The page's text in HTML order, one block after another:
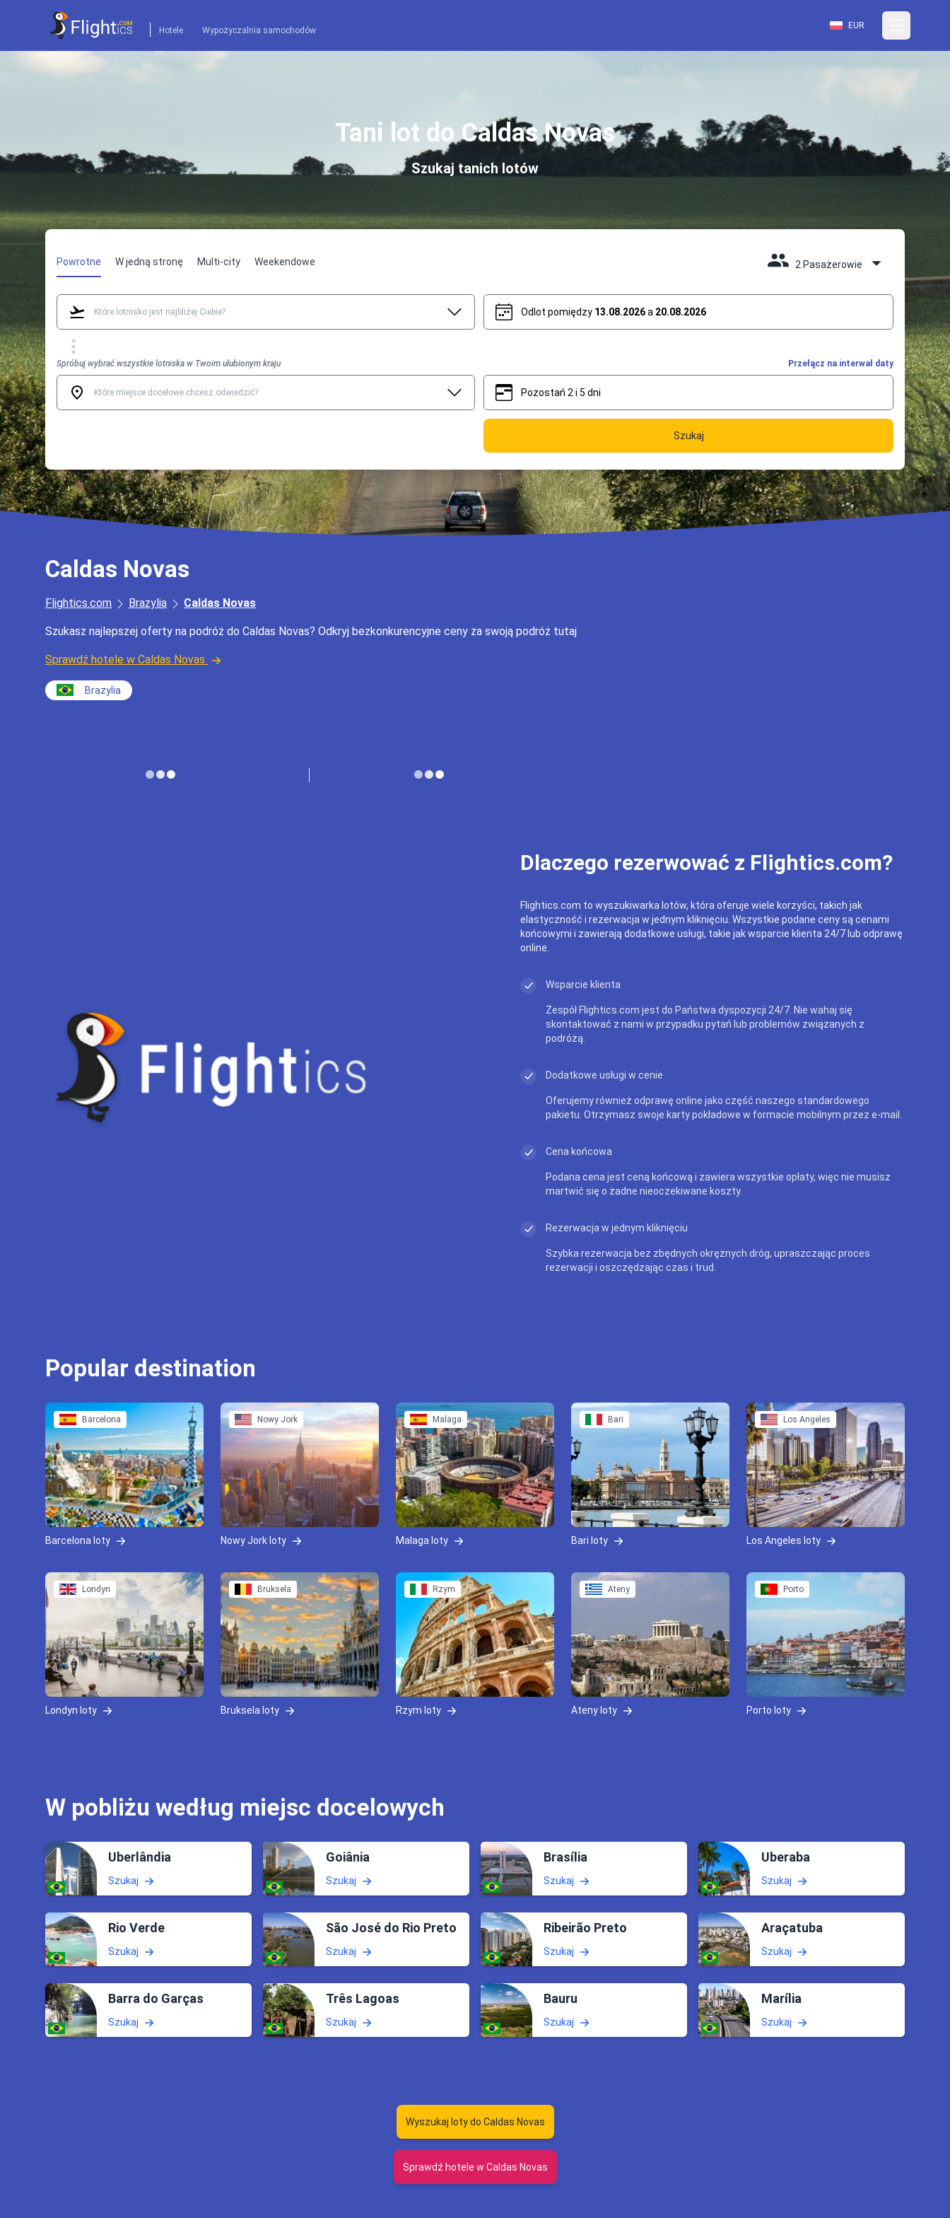
Hotele Wypożyczalnia samochodów EUR
Tani lot do Caldas Novas
Szukaj tanich lotów
Powrotne W jedną stronę Multi-city Weekendowe 2 Pasażerowie
Odlot pomiędzy 13.08.2026a 20.08.2026
Spróbuj wybrać wszystkie lotniska w Twoim ulubionym kraju Przełącz na interwał daty
Pozostań 2 i 5 dni
Szukaj
Caldas Novas
Flightics.com Brazylia Caldas Novas
Szukasz najlepszej oferty na podróż do Caldas Novas? Odkryj bezkonkurencyjne ceny za swoją podróż tutaj
Sprawdź hotele w Caldas Novas
Brazylia
Dlaczego rezerwować z Flightics.com?
Flightics.com to wyszukiwarka lotów, która oferuje wiele korzyści, takich jak
elastyczność i rezerwacja w jednym kliknięciu. Wszystkie podane ceny są cenami
końcowymi i zawierają dodatkowe usługi, takie jak wsparcie klienta 24/7 lub odprawę
online.
Wsparcie klienta
Zespół Flightics.com jest do Państwa dyspozycji 24/7. Nie wahaj się
skontaktować z nami w przypadku pytań lub problemów związanych z
podróżą.
Dodatkowe usługi w cenie
Oferujemy również odprawę online jako część naszego standardowego
pakietu. Otrzymasz swoje karty pokładowe w formacie mobilnym przez e-mail.
Cena końcowa
Podana cena jest ceną końcową i zawiera wszystkie opłaty, więc nie musisz
martwić się o żadne nieoczekiwane koszty.
Rezerwacja w jednym kliknięciu
Szybka rezerwacja bez zbędnych okrężnych dróg, upraszczając proces
rezerwacji i oszczędzając czas i trud.
Popular destination
Barcelona
Barcelona loty
Nowy Jork
Nowy Jork loty
Malaga
Malaga loty
Bari
Bari loty
Los Angeles
Los Angeles loty
Londyn
Londyn loty
Bruksela
Bruksela loty
Rzym
Rzym loty
Ateny
Ateny loty
Porto
Porto loty
W pobliżu według miejsc docelowych
Uberlândia
Szukaj
Goiânia
Szukaj
Brasília
Szukaj
Uberaba
Szukaj
Rio Verde
Szukaj
São José do Rio Preto
Szukaj
Ribeirão Preto
Szukaj
Araçatuba
Szukaj
Barra do Garças
Szukaj
Três Lagoas
Szukaj
Bauru
Szukaj
Marília
Szukaj
Wyszukaj loty do Caldas Novas
Sprawdź hotele w Caldas Novas